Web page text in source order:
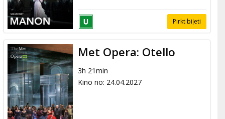
Pirkt biļeti
Met Opera: Otello
3h 21min
Kino no: 24.04.2027